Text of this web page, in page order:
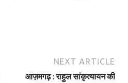
NEXT ARTICLE
आज़मगढ़ : राहुल सांकृत्यायन की